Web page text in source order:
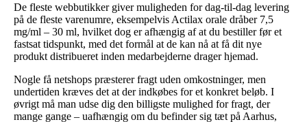
De fleste webbutikker giver muligheden for dag-til-dag levering
på de fleste varenumre, eksempelvis Actilax orale dråber 7,5
mg/ml – 30 ml, hvilket dog er afhængig af at du bestiller før et
fastsat tidspunkt, med det formål at de kan nå at få dit nye
produkt distribueret inden medarbejderne drager hjemad.
Nogle få netshops præsterer fragt uden omkostninger, men
undertiden kræves det at der indkøbes for et konkret beløb. I
øvrigt må man udse dig den billigste mulighed for fragt, der
mange gange – uafhængig om du befinder sig tæt på Aarhus,